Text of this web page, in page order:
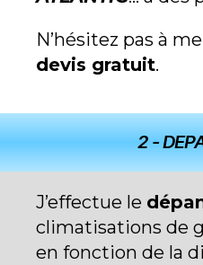
N’hésitez pas à
devis gratuit.
2 -
J’effectue le
climatisations de
en fonction de la